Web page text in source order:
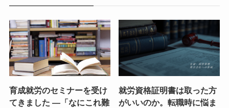
育成就労のセミナーを受け
てきました ―「なにこれ難
就労資格証明書は取った方
がいいのか。転職時に悩ま